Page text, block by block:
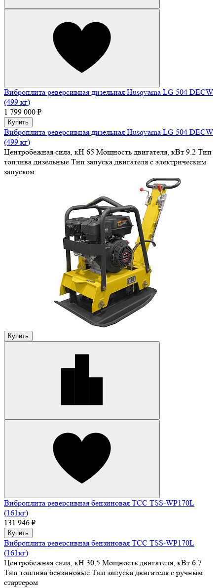
Виброплита реверсивная дизельная Husqvarna LG 504 DECW
(499 кг)
1 799 000 ₽
Купить
Виброплита реверсивная дизельная Husqvarna LG 504 DECW
(499 кг)
Центробежная сила, кН 65 Мощность двигателя, кВт 9.2 Тип
топлива дизельные Тип запуска двигателя с электрическим
запуском
Купить
Виброплита реверсивная бензиновая ТСС TSS-WP170L
(161кг)
131 946 ₽
Купить
Виброплита реверсивная бензиновая ТСС TSS-WP170L
(161кг)
Центробежная сила, кН 30,5 Мощность двигателя, кВт 6.7
Тип топлива бензиновые Тип запуска двигателя с ручным
стартером